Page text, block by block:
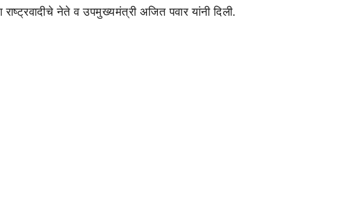
नेते व उपमुख्यमंत्री अजित पवार यांनी दिली.